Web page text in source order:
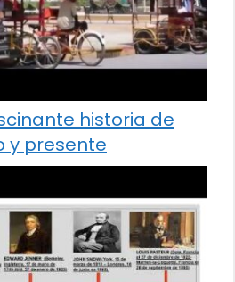
historia de
y presente